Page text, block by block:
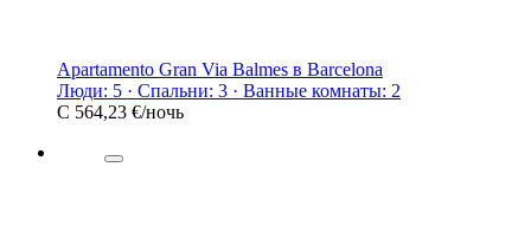
Apartamento Gran Via Balmes в Barcelona
Люди: 5 · Спальни: 3 · Ванные комнаты: 2
С 564,23 €/ночь